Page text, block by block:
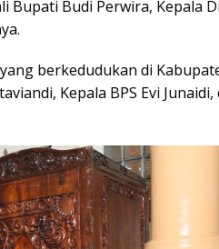
Bupati Budi Perwira, Kepala
berkedudukan di
Kepala BPS Evi Junaidi,